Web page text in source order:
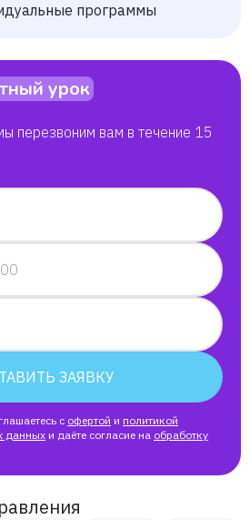
программы
урок
перезвоним вам в течение 15
ЗАЯВКУ
с офертой и политикой
данных и даёте согласие на обработку